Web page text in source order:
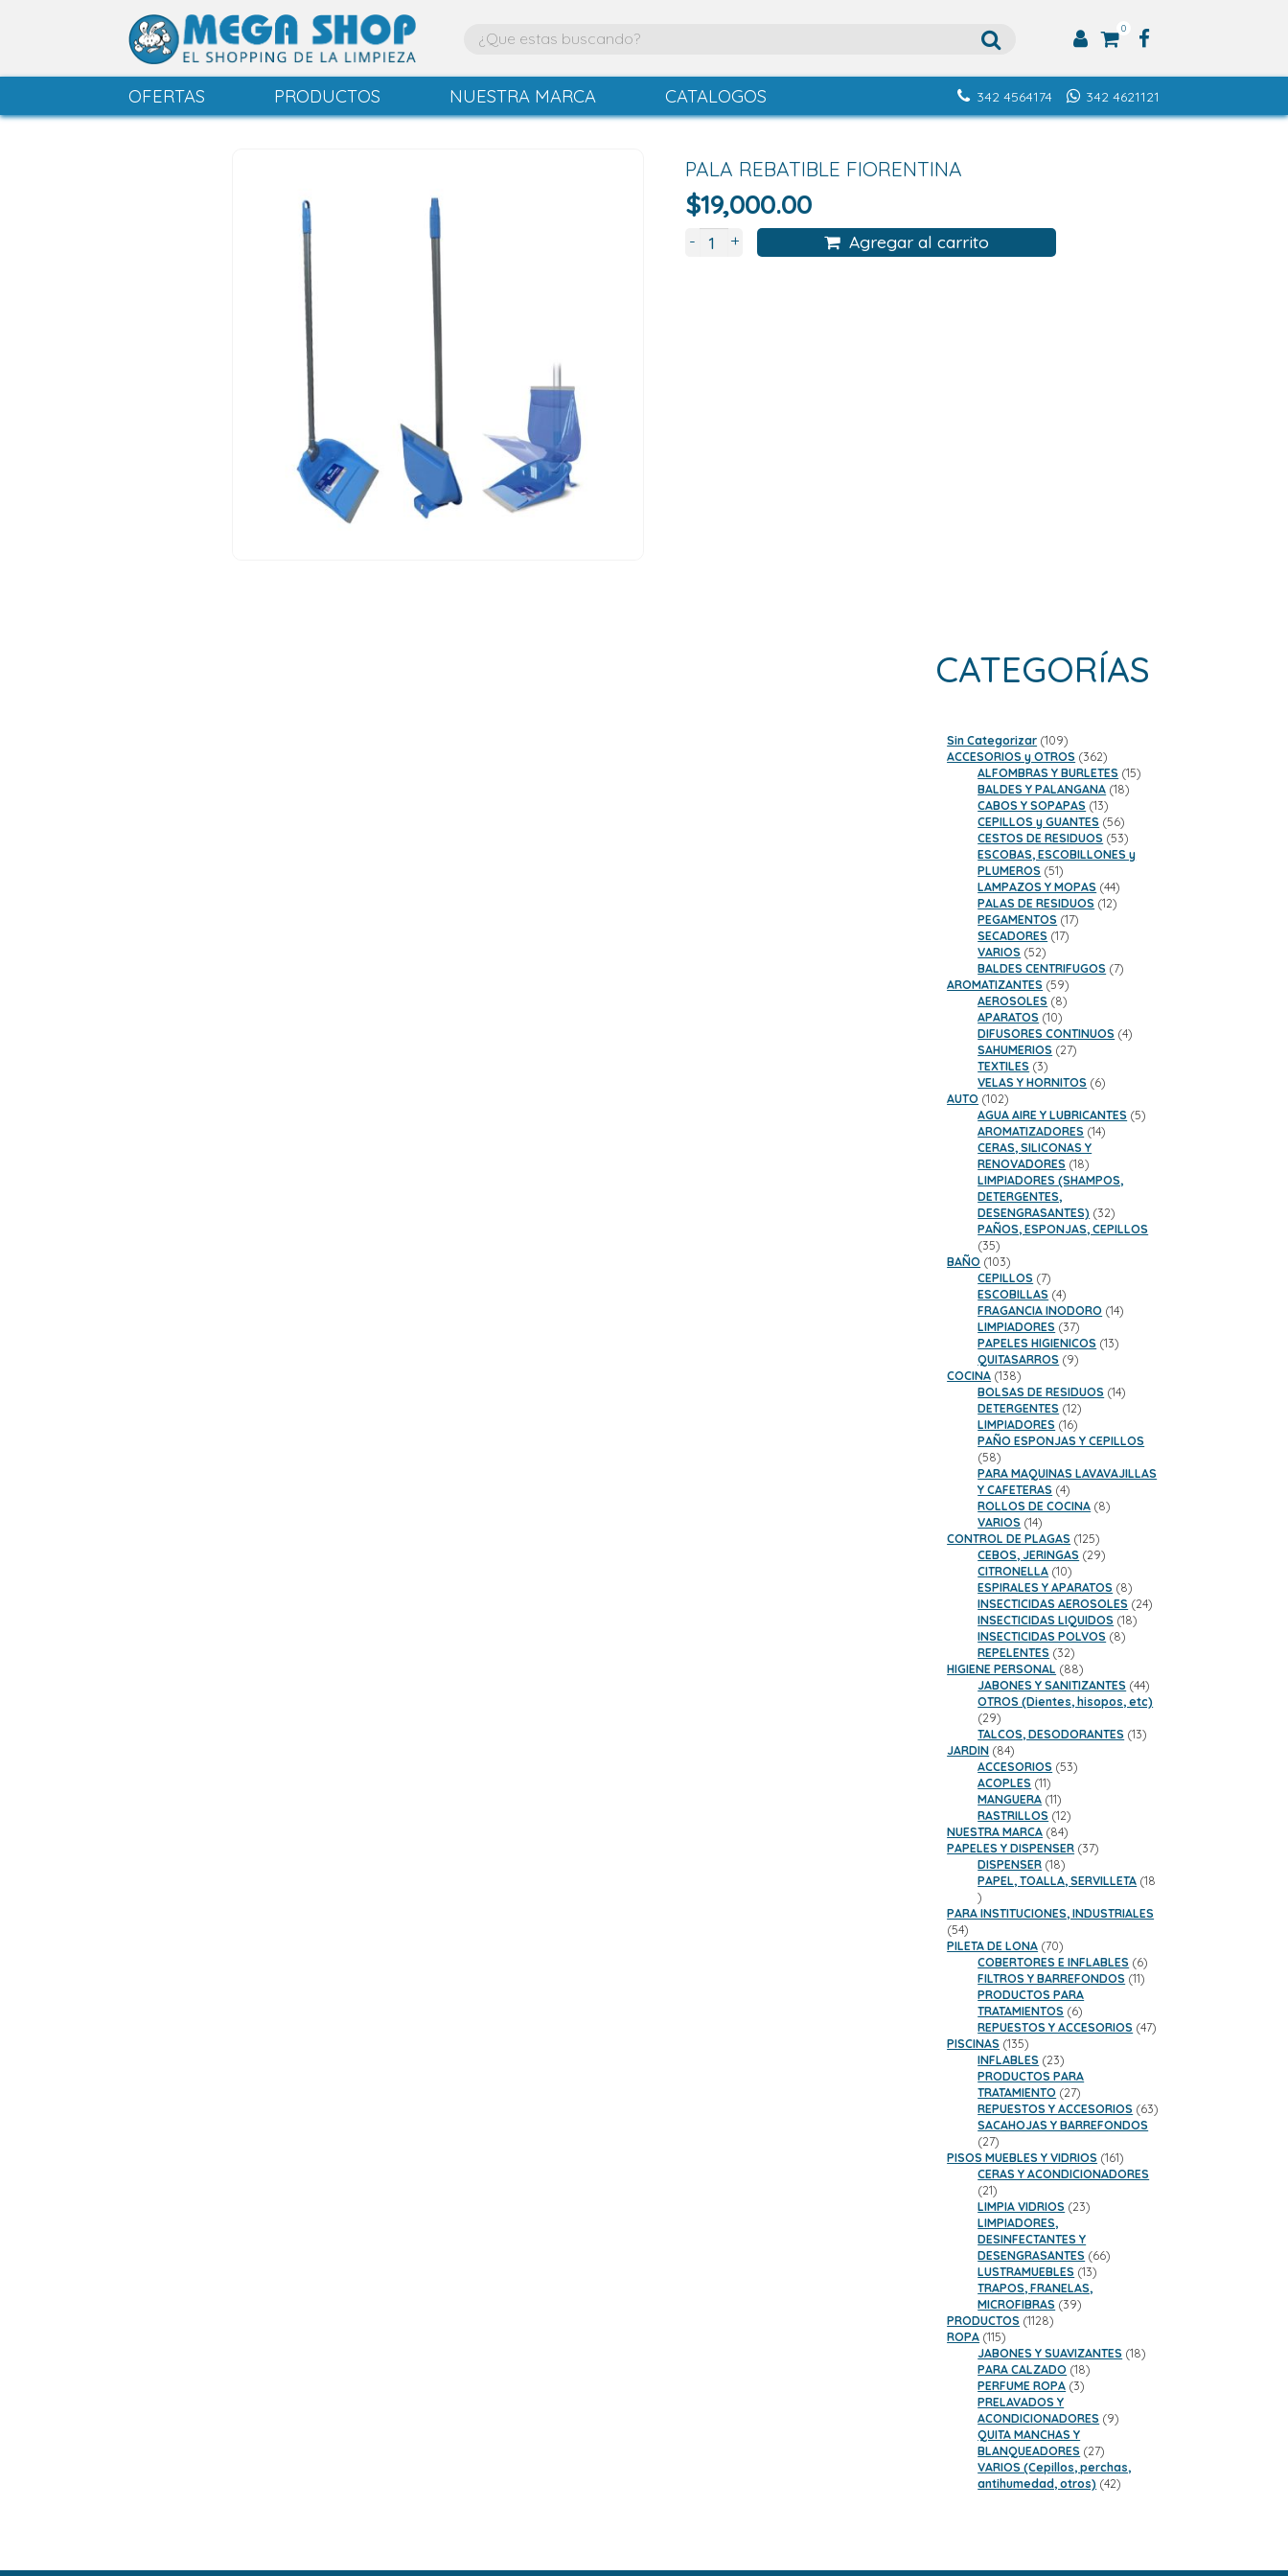
0
OFERTAS PRODUCTOS NUESTRA MARCA CATALOGOS 342 4621121
342 4564174
PALA REBATIBLE FIORENTINA
$19,000.00
- + Agregar al carrito
CATEGORÍAS
Sin Categorizar 109109
productos
ACCESORIOS y OTROS 362362
productos
ALFOMBRAS Y BURLETES 1515
BALDES Y PALANGANA 1818
CABOS Y SOPAPAS 1313
productos
CEPILLOS y GUANTES 5656
productos
CESTOS DE RESIDUOS 5353
productos
ESCOBAS, ESCOBILLONES y
PLUMEROS 5151
productos
LAMPAZOS Y MOPAS 4444
productos
PALAS DE RESIDUOS 1212
PEGAMENTOS 1717
SECADORES 1717
VARIOS 5252
productos
BALDES CENTRIFUGOS 77
AROMATIZANTES 5959
productos
AEROSOLES 88
APARATOS 1010
productos
DIFUSORES CONTINUOS 44
SAHUMERIOS 2727
TEXTILES 33
productos
VELAS Y HORNITOS 66
AUTO 102102
productos
AGUA AIRE Y LUBRICANTES 55
AROMATIZADORES 1414
CERAS, SILICONAS Y
RENOVADORES 1818
productos
LIMPIADORES (SHAMPOS,
DETERGENTES,
DESENGRASANTES) 3232
productos
PAÑOS, ESPONJAS, CEPILLOS
3535
productos
BAÑO 103103
productos
CEPILLOS 77
productos
ESCOBILLAS 44
productos
FRAGANCIA INODORO 1414
LIMPIADORES 3737
productos
PAPELES HIGIENICOS 1313
QUITASARROS 99
COCINA 138138
productos
BOLSAS DE RESIDUOS 1414
DETERGENTES 1212
productos
LIMPIADORES 1616
productos
PAÑO ESPONJAS Y CEPILLOS
5858
productos
PARA MAQUINAS LAVAVAJILLAS
Y CAFETERAS 44
productos
ROLLOS DE COCINA 88
VARIOS 1414
productos
CONTROL DE PLAGAS 125125
productos
CEBOS, JERINGAS 2929
CITRONELLA 1010
productos
ESPIRALES Y APARATOS 88
productos
INSECTICIDAS AEROSOLES 2424
INSECTICIDAS LIQUIDOS 1818
INSECTICIDAS POLVOS 88
REPELENTES 3232
productos
HIGIENE PERSONAL 8888
productos
JABONES Y SANITIZANTES 4444
productos
OTROS (Dientes, hisopos, etc)
2929
productos
TALCOS, DESODORANTES 1313
JARDIN 8484
productos
ACCESORIOS 5353
ACOPLES 1111
productos
MANGUERA 1111
productos
RASTRILLOS 1212
productos
NUESTRA MARCA 8484
productos
PAPELES Y DISPENSER 3737
DISPENSER 1818
productos
PAPEL, TOALLA, SERVILLETA 18
18
productos
PARA INSTITUCIONES, INDUSTRIALES
5454
productos
PILETA DE LONA 7070
productos
COBERTORES E INFLABLES 66
productos
FILTROS Y BARREFONDOS 1111
PRODUCTOS PARA
TRATAMIENTOS 66
productos
REPUESTOS Y ACCESORIOS 4747
PISCINAS 135135
productos
INFLABLES 2323
productos
PRODUCTOS PARA
TRATAMIENTO 2727
productos
REPUESTOS Y ACCESORIOS 6363
SACAHOJAS Y BARREFONDOS
2727
productos
PISOS MUEBLES Y VIDRIOS 161161
productos
CERAS Y ACONDICIONADORES
2121
productos
LIMPIA VIDRIOS 2323
LIMPIADORES,
DESINFECTANTES Y
DESENGRASANTES 6666
LUSTRAMUEBLES 1313
TRAPOS, FRANELAS,
MICROFIBRAS 3939
PRODUCTOS 11281128
ROPA 115115
productos
JABONES Y SUAVIZANTES 1818
PARA CALZADO 1818
PERFUME ROPA 33
PRELAVADOS Y
ACONDICIONADORES 99
QUITA MANCHAS Y
BLANQUEADORES 2727
productos
VARIOS (Cepillos, perchas,
antihumedad, otros) 4242